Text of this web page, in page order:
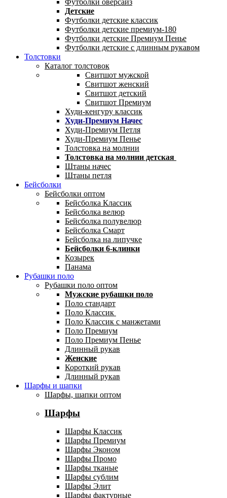
Детские
Футболки детские классик
Футболки детские премиум-180
Футболки детские Премиум Пенье
Футболки детские с длинным рукавом
Толстовки
Каталог толстовок
Свитшот мужской
Свитшот женский
Свитшот детский
Свитшот Премиум
Худи-кенгуру классик
Худи-Премиум Начес
Худи-Премиум Петля
Худи-Премиум Пенье
Толстовка на молнии
Толстовка на молнии детская
Штаны начес
Штаны петля
Бейсболки
Бейсболки оптом
Бейсболка Классик
Бейсболка велюр
Бейсболка полувелюр
Бейсболка Смарт
Бейсболка на липучке
Бейсболки 6-клинки
Козырек
Панама
Рубашки поло
Рубашки поло оптом
Мужские рубашки поло
Поло стандарт
Поло Классик
Поло Классик с манжетами
Поло Премиум
Поло Премиум Пенье
Длинный рукав
Женские
Короткий рукав
Длинный рукав
Шарфы и шапки
Шарфы, шапки оптом
Шарфы
Шарфы Классик
Шарфы Премиум
Шарфы Эконом
Шарфы Промо
Шарфы тканые
Шарфы сублим
Шарфы Элит
Шарфы фактурные